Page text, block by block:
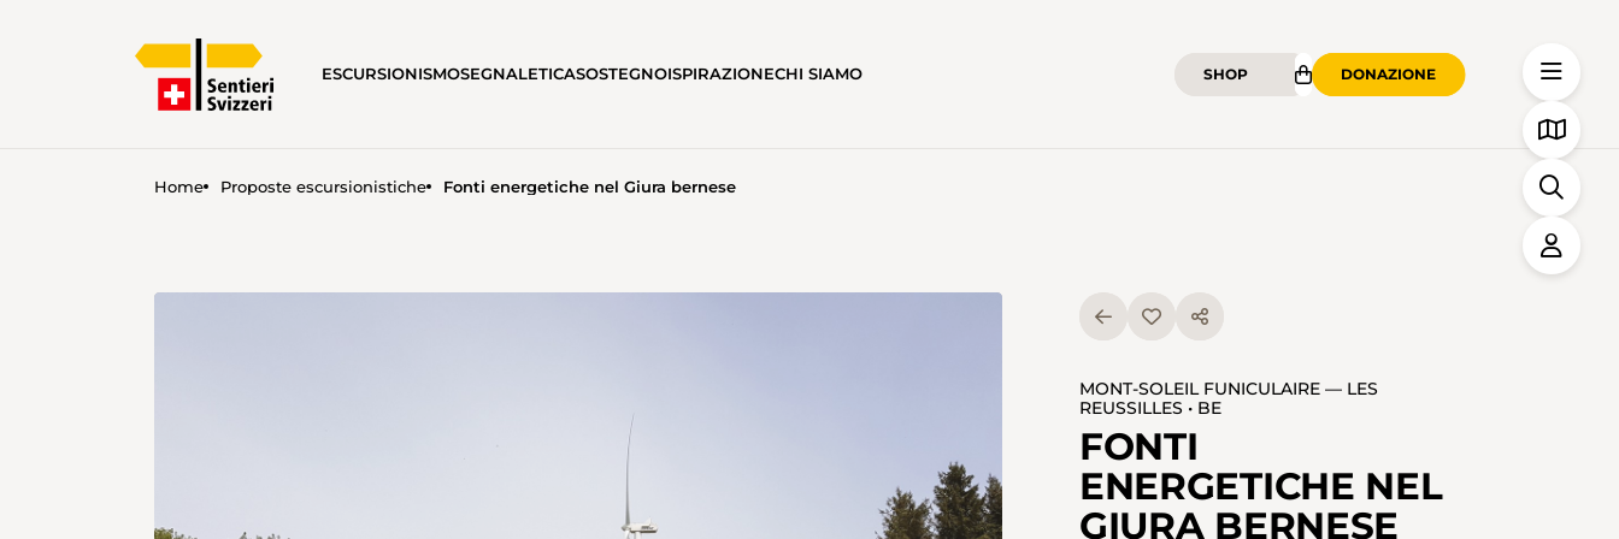
ESCURSIONISMOSEGNALETICASOSTEGNOISPIRAZIONECHI SIAMO SHOP DONAZIONE
Home Proposte escursionistiche Fonti energetiche nel Giura bernese
MONT-SOLEIL FUNICULAIRE — LES
REUSSILLES • BE
FONTI
ENERGETICHE NEL
GIURA BERNESE